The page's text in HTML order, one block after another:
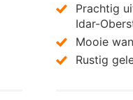
Prachtig
Idar-
Mooie
Rustig